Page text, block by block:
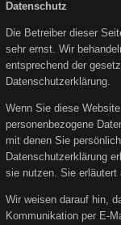
Datenschutz
Die Betreiber dieser
sehr ernst. Wir
entsprechend der
Datenschutzerklärung.
Wenn Sie diese
personenbezogene
mit denen Sie
Datenschutzerklärung
sie nutzen. Sie
Wir weisen darauf hin,
Kommunikation per E-